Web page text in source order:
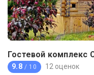
Гостевой комплекс
9.8 / 10 12 оценок